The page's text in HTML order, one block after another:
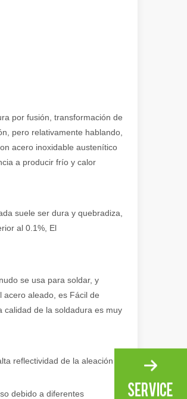
la fabricación de metales, la eficiencia
alta precisión y eficiencia. Esta
con alta precisión y bajo desperdicio.
por fusión, transformación de
pero relativamente hablando,
acero inoxidable austenítico
a producir frío y calor
suele ser dura y quebradiza,
al 0.1%, El
se usa para soldar, y
acero aleado, es Fácil de
calidad de la soldadura es muy
reflectividad de la aleación
debido a diferentes